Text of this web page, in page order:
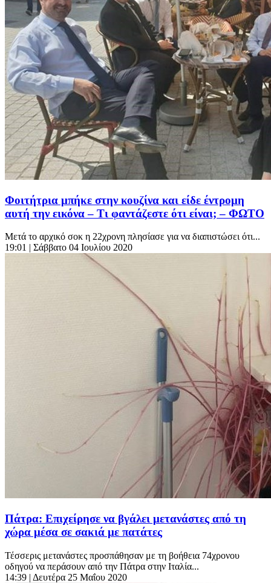
Φοιτήτρια μπήκε στην κουζίνα και είδε έντρομη
αυτή την εικόνα – Τι φαντάζεστε ότι είναι; – ΦΩΤΟ
Μετά το αρχικό σοκ η 22χρονη πλησίασε για να διαπιστώσει ότι...
19:01 | Σάββατο 04 Ιουλίου 2020
Πάτρα: Επιχείρησε να βγάλει μετανάστες από τη
χώρα μέσα σε σακιά με πατάτες
Τέσσερις μετανάστες προσπάθησαν με τη βοήθεια 74χρονου
οδηγού να περάσουν από την Πάτρα στην Ιταλία...
14:39 | Δευτέρα 25 Μαΐου 2020